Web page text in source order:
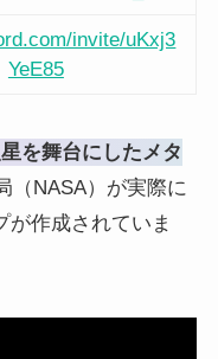
invite/uKxj3
YeE85
を舞台にしたメタ
（NASA）が実際に
が作成されていま